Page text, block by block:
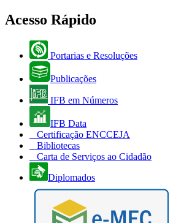
Acesso Rápido
Portarias e Resoluções
Publicações
IFB em Números
IFB Data
Certificação ENCCEJA
Bibliotecas
Carta de Serviços ao Cidadão
Diplomados